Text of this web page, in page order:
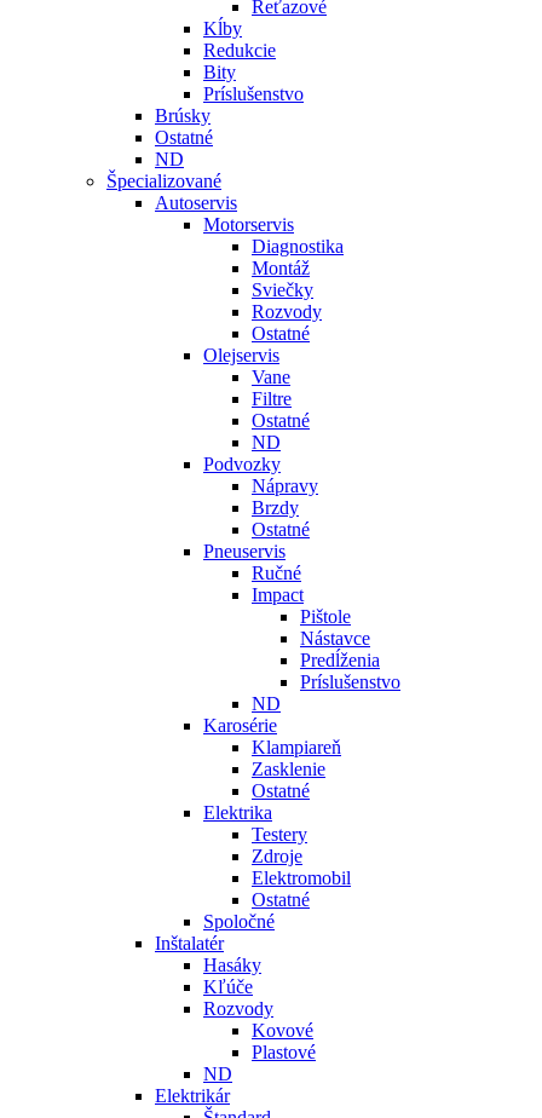
Reťazové
Kĺby
Redukcie
Bity
Príslušenstvo
Brúsky
Ostatné
ND
Špecializované
Autoservis
Motorservis
Diagnostika
Montáž
Sviečky
Rozvody
Ostatné
Olejservis
Vane
Filtre
Ostatné
ND
Podvozky
Nápravy
Brzdy
Ostatné
Pneuservis
Ručné
Impact
Pištole
Nástavce
Predĺženia
Príslušenstvo
ND
Karosérie
Klampiareň
Zasklenie
Ostatné
Elektrika
Testery
Zdroje
Elektromobil
Ostatné
Spoločné
Inštalatér
Hasáky
Kľúče
Rozvody
Kovové
Plastové
ND
Elektrikár